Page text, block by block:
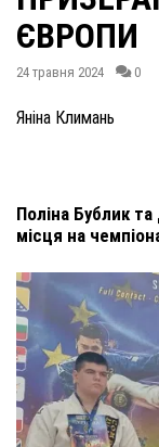
ЄВРОПИ
24 травня 2024 0
Яніна Климань
Поліна Бублик
місця на